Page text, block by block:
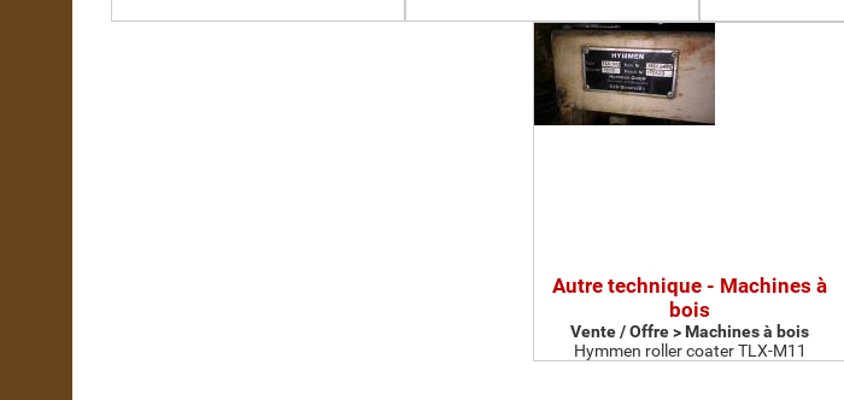
Autre technique - Machines à
bois
Vente / Offre > Machines à bois
Hymmen roller coater TLX-M11